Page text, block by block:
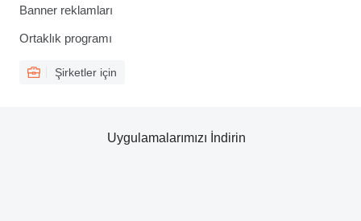
Banner reklamları
Ortaklık programı
Şirketler için
Uygulamalarımızı İndirin